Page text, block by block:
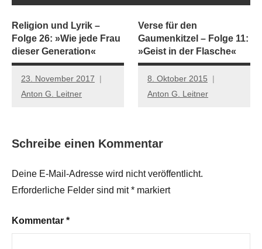
Religion und Lyrik –
Folge 26: »Wie jede Frau
dieser Generation«
23. November 2017
Anton G. Leitner
Verse für den
Gaumenkitzel – Folge 11:
»Geist in der Flasche«
8. Oktober 2015
Anton G. Leitner
Schreibe einen Kommentar
Deine E-Mail-Adresse wird nicht veröffentlicht.
Erforderliche Felder sind mit* markiert
Kommentar *